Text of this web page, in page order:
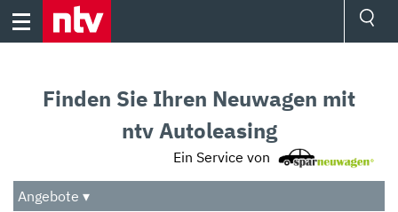
Skip
Audio
Das Beste
Finden Sie Ihren Neuwagen mit
ntv Autoleasing
Ein Service von
Angebote ▾